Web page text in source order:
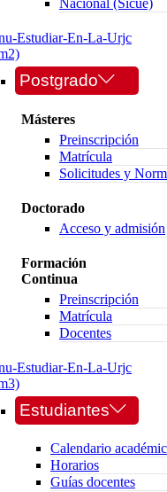
Nacional (Sicue)
Estudiar-En-La-Urjc
Postgrado
Másteres
Preinscripción
Matrícula
Solicitudes y
Doctorado
Acceso y admisión
Formación
Continua
Preinscripción
Matrícula
Docentes
Estudiar-En-La-Urjc
Estudiantes
Calendario
Horarios
Guías docentes